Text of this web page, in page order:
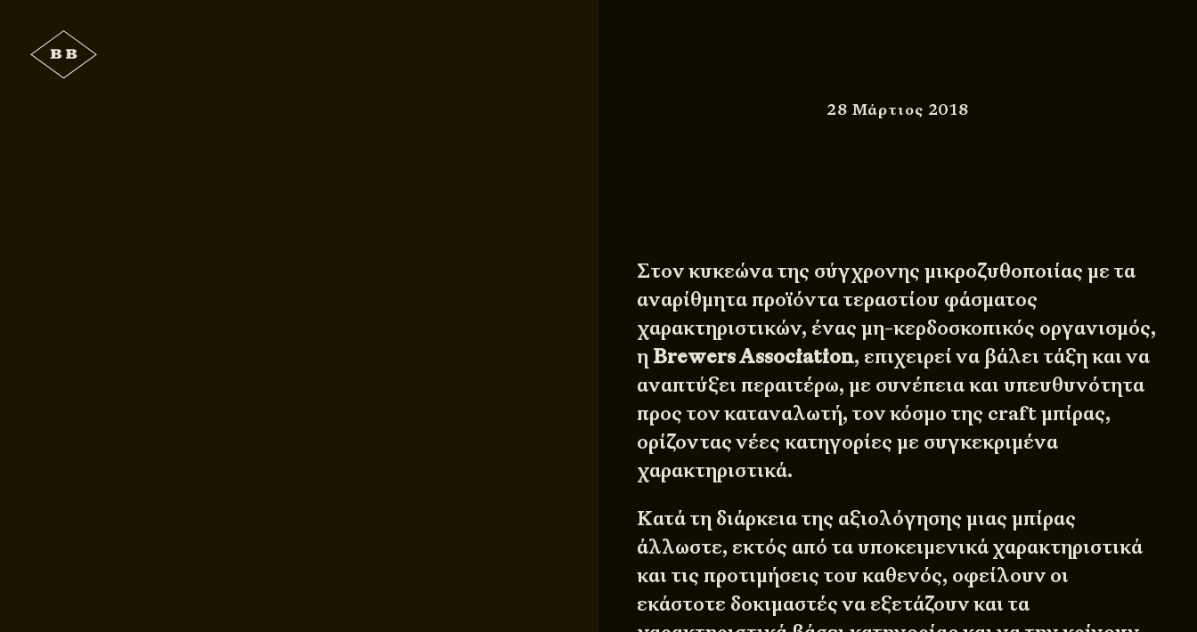
28 Μάρτιος 2018
Στον κυκεώνα της σύγχρονης μικροζυθοποιίας με τα
αναρίθμητα προϊόντα τεραστίου φάσματος
χαρακτηριστικών, ένας μη-κερδοσκοπικός οργανισμός,
η Brewers Association, επιχειρεί να βάλει τάξη και να
αναπτύξει περαιτέρω, με συνέπεια και υπευθυνότητα
προς τον καταναλωτή, τον κόσμο της craft μπίρας,
ορίζοντας νέες κατηγορίες με συγκεκριμένα
χαρακτηριστικά.
Κατά τη διάρκεια της αξιολόγησης μιας μπίρας
άλλωστε, εκτός από τα υποκειμενικά χαρακτηριστικά
και τις προτιμήσεις του καθενός, οφείλουν οι
εκάστοτε δοκιμαστές να εξετάζουν και τα